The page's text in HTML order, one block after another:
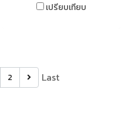
เปรียบเทียบ
2 Last